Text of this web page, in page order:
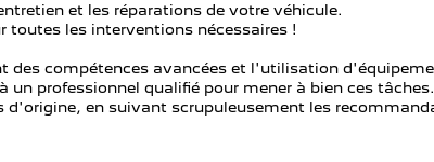
et les réparations de votre véhicule.
toutes les interventions nécessaires !
des compétences avancées et l'utilisation
professionnel qualifié pour mener à bien ces tâches.
d'origine, en suivant scrupuleusement les